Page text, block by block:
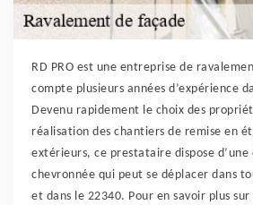
RD PRO est une entreprise de
compte plusieurs années d’expérience
Devenu rapidement le choix des
réalisation des chantiers de remise en
extérieurs, ce prestataire dispose
chevronnée qui peut se déplacer dans
et dans le 22340. Pour en savoir plus sur